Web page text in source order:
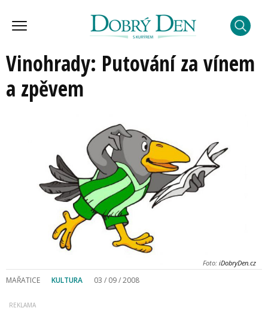
Vinohrady: Putování za vínem
a zpěvem
Foto: iDobryDen.cz
MAŘATICE KULTURA 03 / 09 / 2008